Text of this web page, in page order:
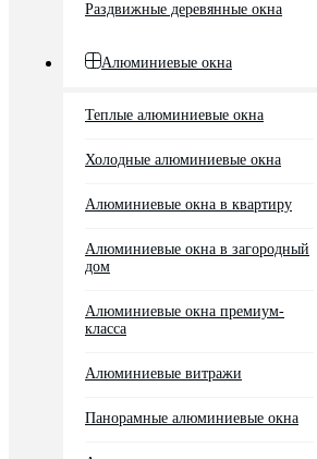
Раздвижные деревянные окна
Алюминиевые окна
Теплые алюминиевые окна
Холодные алюминиевые окна
Алюминиевые окна в квартиру
Алюминиевые окна в загородный
дом
Алюминиевые окна премиум-
класса
Алюминиевые витражи
Панорамные алюминиевые окна